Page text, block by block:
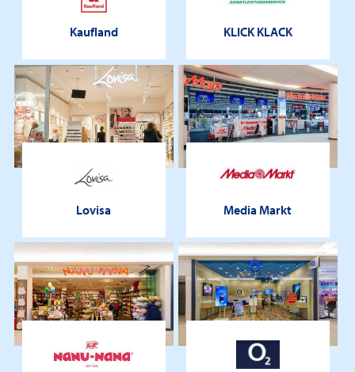
Kaufland KLICK KLACK
Lovisa Media Markt